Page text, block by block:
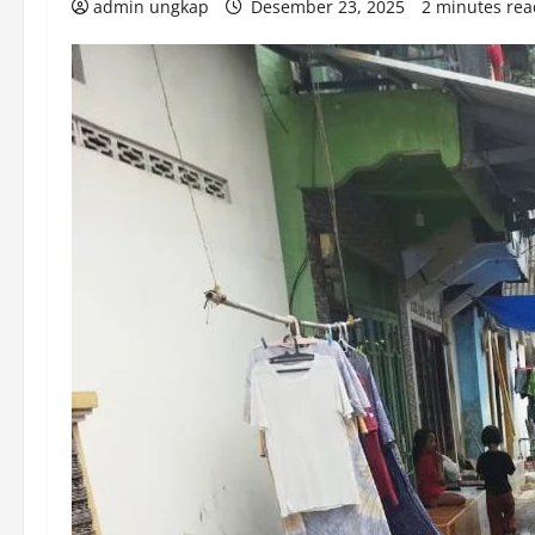
admin ungkap Desember 23, 2025 2 minutes